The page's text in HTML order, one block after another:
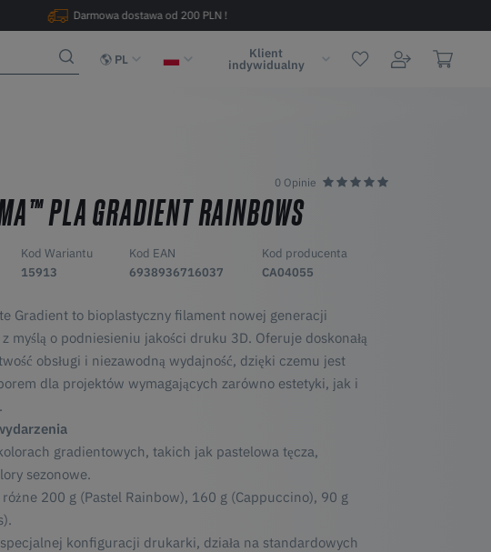
Darmowa dostawa od 200 PLN !
PL Klient
indywidualny
0 Opinie
PLA GRADIENT RAINBOWS
Kod Wariantu
15913
Kod EAN
6938936716037
Kod producenta
CA04055
Gradient to bioplastyczny filament nowej generacji
myślą o podniesieniu jakości druku 3D. Oferuje doskonałą
obsługi i niezawodną wydajność, dzięki czemu jest
dla projektów wymagających zarówno estetyki, jak i
gradientowych, takich jak pastelowa tęcza,
sezonowe.
różne 200 g (Pastel Rainbow), 160 g (Cappuccino), 90 g
konfiguracji drukarki, działa na standardowych